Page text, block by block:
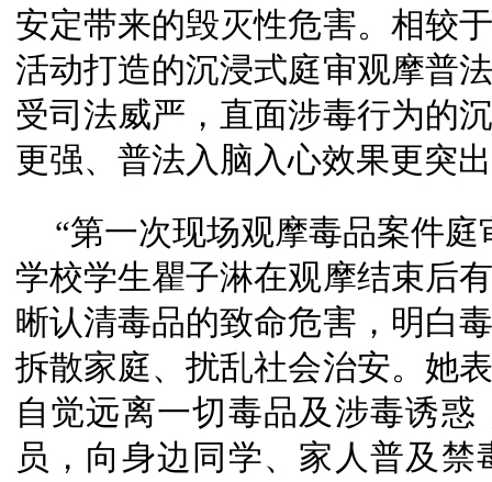
安定带来的毁灭性危害。相较
活动打造的沉浸式庭审观摩普
受司法威严，直面涉毒行为的
更强、普法入脑入心效果更突
“第一次现场观摩毒品案件
学校学生瞿子淋在观摩结束后
晰认清毒品的致命危害，明白
拆散家庭、扰乱社会治安。她
自觉远离一切毒品及涉毒诱
员，向身边同学、家人普及